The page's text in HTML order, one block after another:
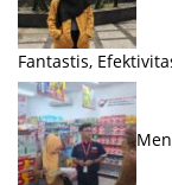
Fantastis,